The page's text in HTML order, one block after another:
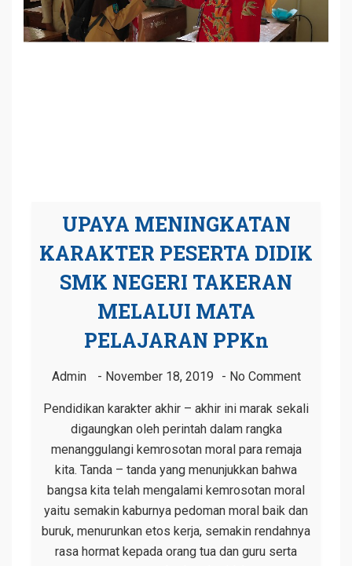
UPAYA MENINGKATAN
KARAKTER PESERTA DIDIK
SMK NEGERI TAKERAN
MELALUI MATA
PELAJARAN PPKn
Admin November 18, 2019 No Comment
Pendidikan karakter akhir – akhir ini marak sekali
digaungkan oleh perintah dalam rangka
menanggulangi kemrosotan moral para remaja
kita. Tanda – tanda yang menunjukkan bahwa
bangsa kita telah mengalami kemrosotan moral
yaitu semakin kaburnya pedoman moral baik dan
buruk, menurunkan etos kerja, semakin rendahnya
rasa hormat kepada orang tua dan guru serta